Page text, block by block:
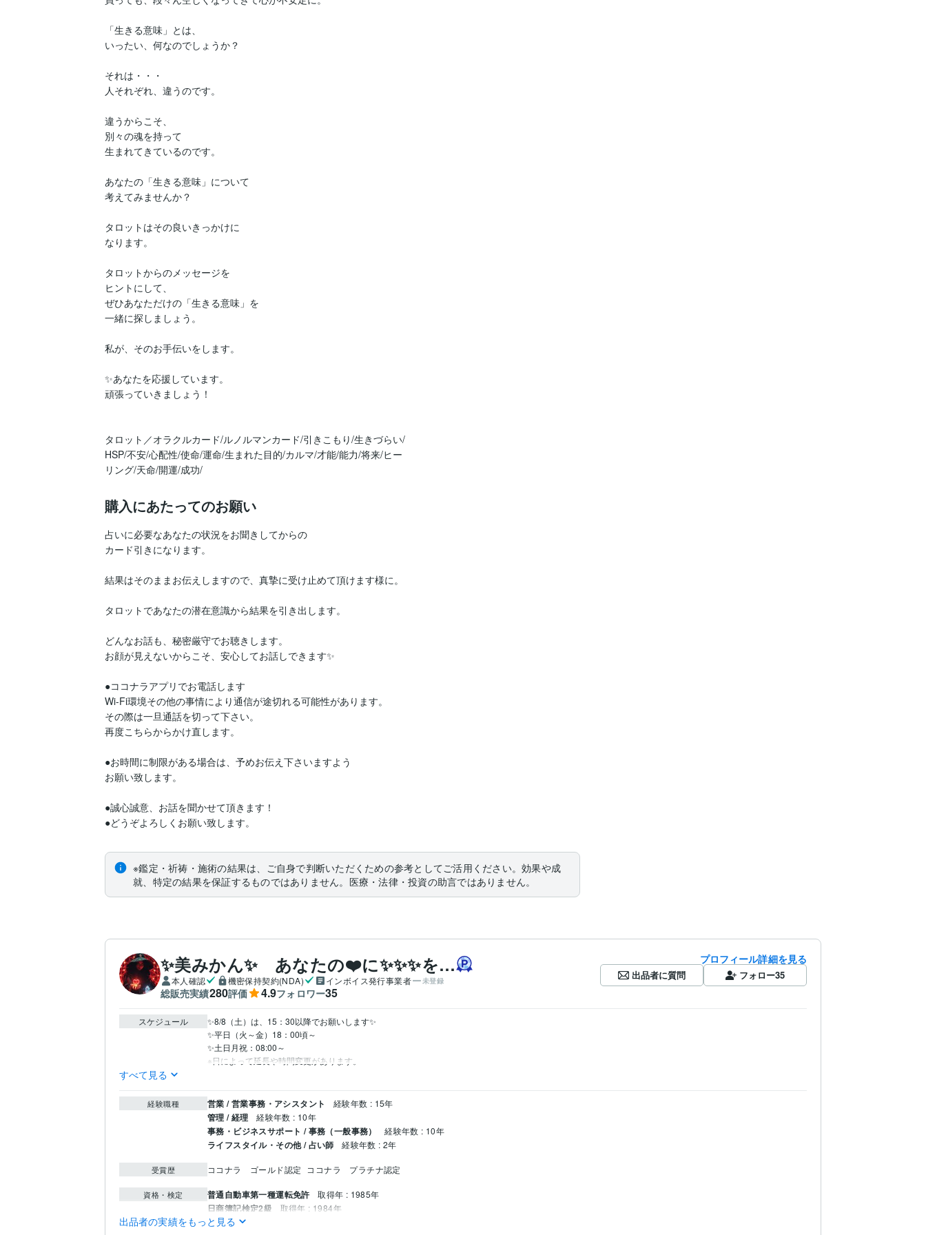
「生きる意味」とは、
いったい、何なのでしょうか？
それは・・・
人それぞれ、違うのです。
違うからこそ、
別々の魂を持って
生まれてきているのです。
あなたの「生きる意味」について
考えてみませんか？
タロットはその良いきっかけに
なります。
タロットからのメッセージを
ヒントにして、
ぜひあなただけの「生きる意味」を
一緒に探しましょう。
私が、そのお手伝いをします。
✨あなたを応援しています。
頑張っていきましょう！
タロット／オラクルカード/ルノルマンカード/引きこもり/生きづらい/
HSP/不安/心配性/使命/運命/生まれた目的/カルマ/才能/能力/将来/ヒー
リング/天命/開運/成功/
購入にあたってのお願い
占いに必要なあなたの状況をお聞きしてからの
カード引きになります。
結果はそのままお伝えしますので、真摯に受け止めて頂けます様に。
タロットであなたの潜在意識から結果を引き出します。
どんなお話も、秘密厳守でお聴きします。
お顔が見えないからこそ、安心してお話しできます✨
●ココナラアプリでお電話します
Wi-Fi環境その他の事情により通信が途切れる可能性があります。
その際は一旦通話を切って下さい。
再度こちらからかけ直します。
●お時間に制限がある場合は、予めお伝え下さいますよう
お願い致します。
●誠心誠意、お話を聞かせて頂きます！
●どうぞよろしくお願い致します。
※鑑定・祈祷・施術の結果は、ご自身で判断いただくための参考としてご活用ください。効果や成
就、特定の結果を保証するものではありません。医療・法律・投資の助言ではありません。
✨美みかん✨ あなたの❤️に✨✨✨を…
本人確認 機密保持契約(NDA) インボイス発行事業者 未登録
総販売実績280評価 4.9フォロワー35
プロフィール詳細を見る
出品者に質問 フォロー35
スケジュール
✨8/8（土）は、15：30以降でお願いします✨
✨平日（火～金）18：00頃～
✨土日月祝：08:00～
※日によって延長や時間変更があります。
すべて見る
経験職種 営業 / 営業事務・アシスタント 経験年数 : 15年
管理 / 経理 経験年数 : 10年
事務・ビジネスサポート / 事務（一般事務） 経験年数 : 10年
ライフスタイル・その他 / 占い師 経験年数 : 2年
受賞歴 ココナラ　ゴールド認定 ココナラ　プラチナ認定
資格・検定 普通自動車第一種運転免許 取得年 : 1985年
日商簿記検定2級 取得年 : 1984年
サービス接遇検定
出品者の実績をもっと見る